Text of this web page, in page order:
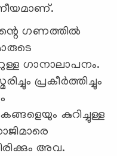
ഗണത്തില്‍
ഗാനാലാപനം.
പ്രകീര്‍ത്തിച്ചും
കുറിച്ചുള്ള
അവ.